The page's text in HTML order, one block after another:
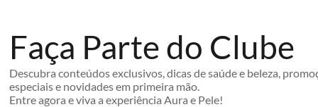
Faça Parte do Clube
Descubra conteúdos exclusivos, dicas de saúde e beleza,
especiais e novidades em primeira mão.
Entre agora e viva a experiência Aura e Pele!